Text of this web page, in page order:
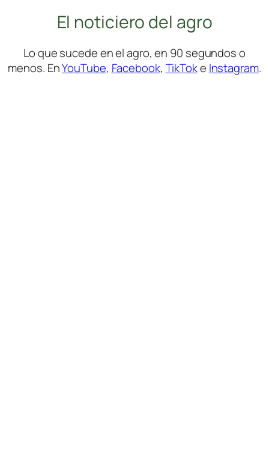
El noticiero del agro
Lo que sucede en el agro, en 90 segundos o
menos. EnYouTube, Facebook, TikToke Instagram.